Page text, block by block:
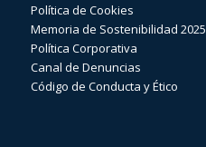
Política de Cookies
Memoria de Sostenibilidad 2025
Política Corporativa
Canal de Denuncias
Código de Conducta y Ético